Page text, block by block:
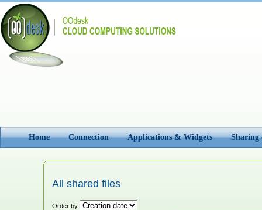
Home Connection Applications & Widgets Sharing
All shared files
Order by